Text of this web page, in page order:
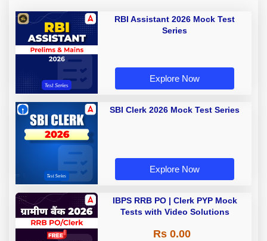
RBI Assistant 2026 Mock Test
Series
Explore Now
SBI Clerk 2026 Mock Test Series
Explore Now
IBPS RRB PO | Clerk PYP Mock
Tests with Video Solutions
Rs 0.00